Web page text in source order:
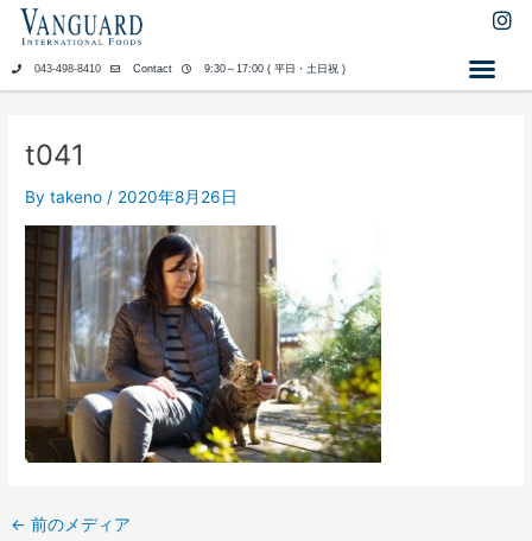
ス
I
043-498-8410 Contact 9:30～17:00 ( 平日・土日祝 )
t041
Bytakeno / 2020年8月26日
← 前のメディア